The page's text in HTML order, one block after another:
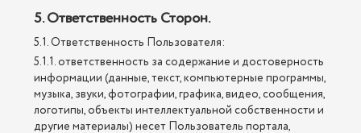
5. Ответственность Сторон.
5.1. Ответственность Пользователя:
5.1.1. ответственность за содержание и достоверность
информации (данные, текст, компьютерные программы,
музыка, звуки, фотографии, графика, видео, сообщения,
логотипы, объекты интеллектуальной собственности и
другие материалы) несет Пользователь портала,